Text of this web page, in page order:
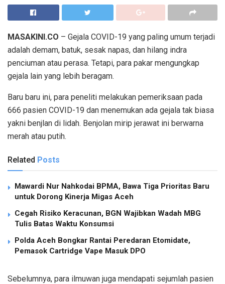
MASAKINI.CO – Gejala COVID-19 yang paling umum terjadi
adalah demam, batuk, sesak napas, dan hilang indra
penciuman atau perasa. Tetapi, para pakar mengungkap
gejala lain yang lebih beragam.
Baru baru ini, para peneliti melakukan pemeriksaan pada
666 pasien COVID-19 dan menemukan ada gejala tak biasa
yakni benjlan di lidah. Benjolan mirip jerawat ini berwarna
merah atau putih.
Related Posts
Mawardi Nur Nahkodai BPMA, Bawa Tiga Prioritas Baru
untuk Dorong Kinerja Migas Aceh
Cegah Risiko Keracunan, BGN Wajibkan Wadah MBG
Tulis Batas Waktu Konsumsi
Polda Aceh Bongkar Rantai Peredaran Etomidate,
Pemasok Cartridge Vape Masuk DPO
Sebelumnya, para ilmuwan juga mendapati sejumlah pasien